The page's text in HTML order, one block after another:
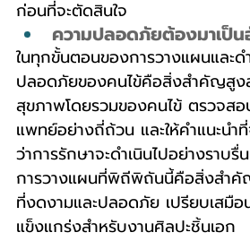
ก่อนที่จะตัดสินใจ
ความปลอดภัยต้องมาเป็
ในทุกขั้นตอนของการวางแผนและด
ปลอดภัยของคนไข้คือสิ่งสำคัญสูง
สุขภาพโดยรวมของคนไข้ ตรวจสอ
แพทย์อย่างถี่ถ้วน และให้คำแนะนำที่
ว่าการรักษาจะดำเนินไปอย่างราบ
การวางแผนที่พิถีพิถันนี้คือสิ่งสำคั
ที่งดงามและปลอดภัย เปรียบเสมื
แข็งแกร่งสำหรับงานศิลปะชิ้นเอก